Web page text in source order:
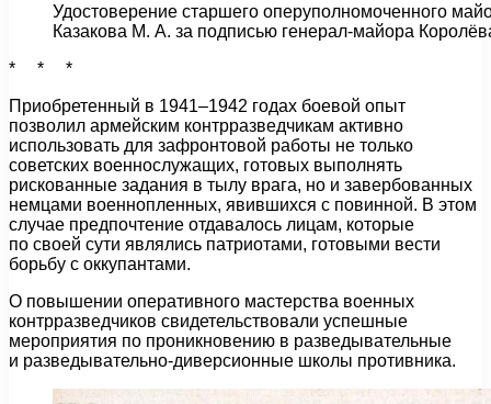
Удостоверение старшего оперуполномоченного
Казакова М. А. за подписью генерал-майора
* * *
Приобретенный в 1941–1942 годах боевой опыт
позволил армейским контрразведчикам активно
использовать для зафронтовой работы не только
советских военнослужащих, готовых выполнять
рискованные задания в тылу врага, но и завербованных
немцами военнопленных, явившихся с повинной. В этом
случае предпочтение отдавалось лицам, которые
по своей сути являлись патриотами, готовыми вести
борьбу с оккупантами.
О повышении оперативного мастерства военных
контрразведчиков свидетельствовали успешные
мероприятия по проникновению в разведывательные
и разведывательно-диверсионные школы противника.